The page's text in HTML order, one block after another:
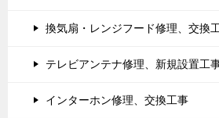
換気扇・レンジフード修理、交換
テレビアンテナ修理、新規設置工
インターホン修理、交換工事